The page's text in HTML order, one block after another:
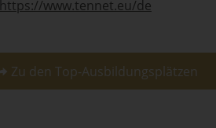
https://www.tennet.eu/de
Zu den Top-Ausbildungsplätzen